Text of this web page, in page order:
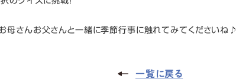
母さんお父さんと一緒に季節行事に触れてみてくださいね♪
一覧に戻る